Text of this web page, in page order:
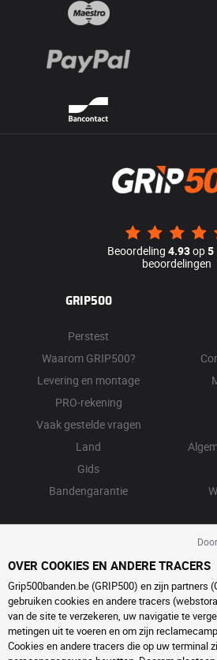
Beoordeling 4.93op5
beoordelingen
GRIP500
Perstest
Waarom GRIP500?
Levering en montage
PRO-rekening
Vaak gestelde vragen
Land
Gids
Bandengarantie
OVER COOKIES EN ANDERE TRACERS
Grip500banden.be (GRIP500) en zijn partners
gebruiken cookies en andere tracers
van de site te verzekeren, uw navigatie te
metingen uit te voeren en om zijn
Cookies en andere tracers die op uw terminal